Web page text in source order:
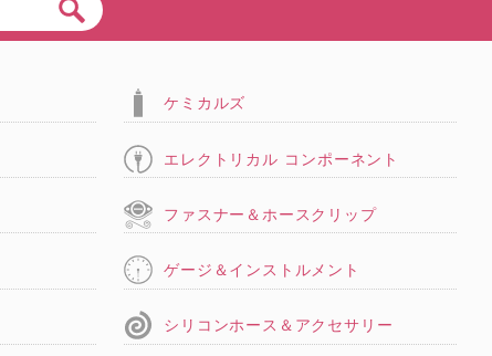
ケミカルズ
エレクトリカル コンポーネント
ファスナー＆ホースクリップ
ゲージ＆インストルメント
シリコンホース＆アクセサリー